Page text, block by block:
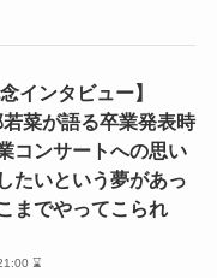
インタビュー】
菜が語る卒業発表時
コンサートへの思い
たいという夢があっ
までやってこられ
⌛